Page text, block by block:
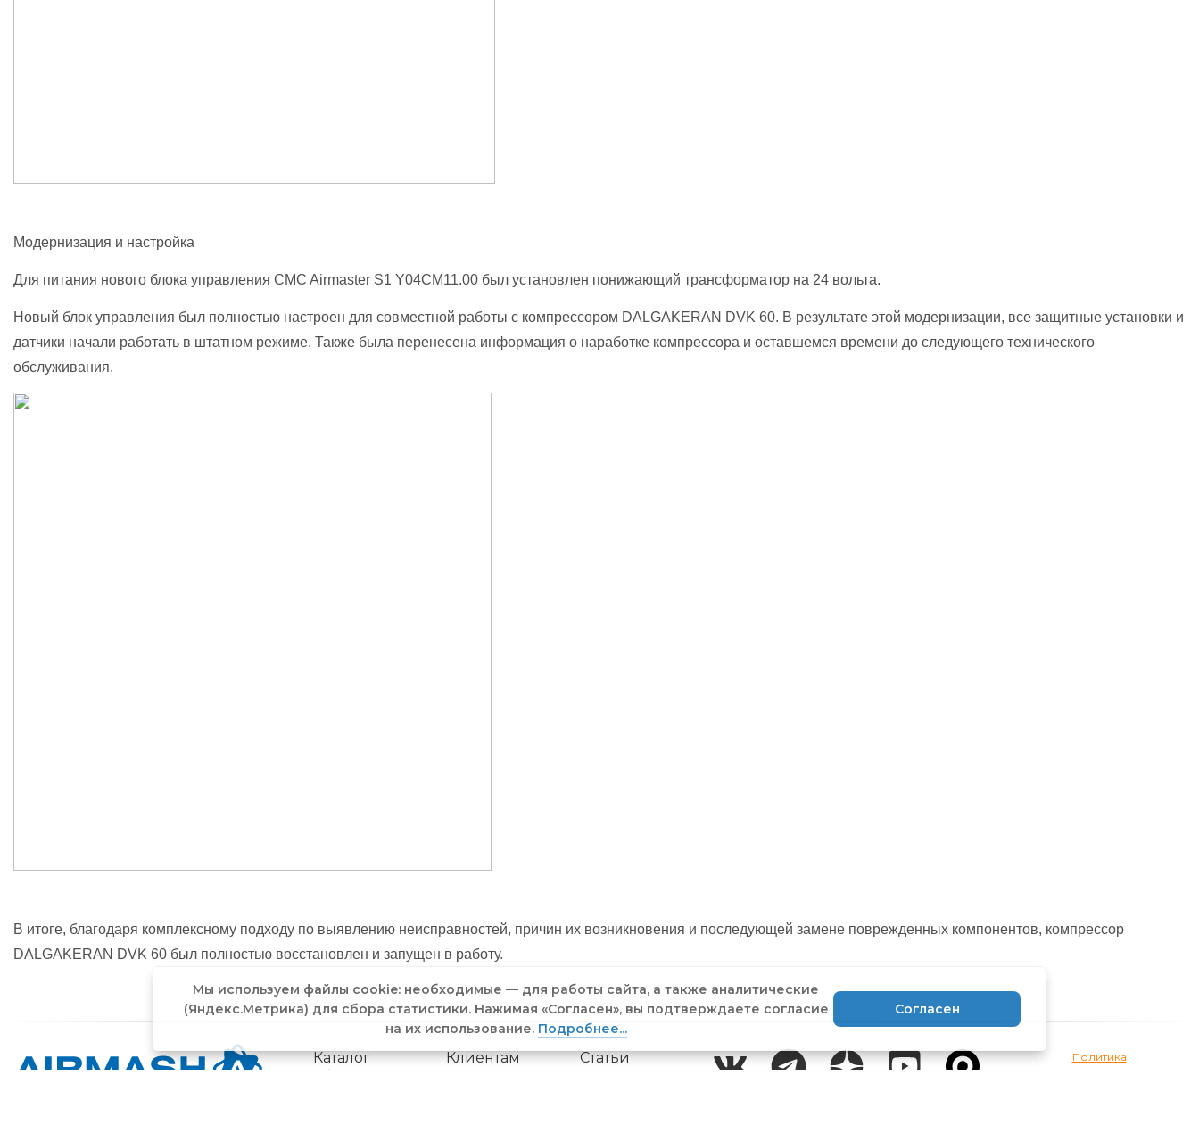
Модернизация и настройка
Для питания нового блока управления CMC Airmaster S1 Y04СМ11.00 был установлен понижающий трансформатор на 24 вольта.
Новый блок управления был полностью настроен для совместной работы с компрессором DALGAKERAN DVK 60. В результате этой модернизации, все защитные установки и
датчики начали работать в штатном режиме. Также была перенесена информация о наработке компрессора и оставшемся времени до следующего технического
обслуживания.
В итоге, благодаря комплексному подходу по выявлению неисправностей, причин их возникновения и последующей замене поврежденных компонентов, компрессор
DALGAKERAN DVK 60 был полностью восстановлен и запущен в работу.
Каталог
Клиентам
Статьи
Политика
Мы используем файлы cookie: необходимые — для работы сайта, а также аналитические
(Яндекс.Метрика) для сбора статистики. Нажимая «Согласен», вы подтверждаете согласие
на их использование. Подробнее...
Согласен